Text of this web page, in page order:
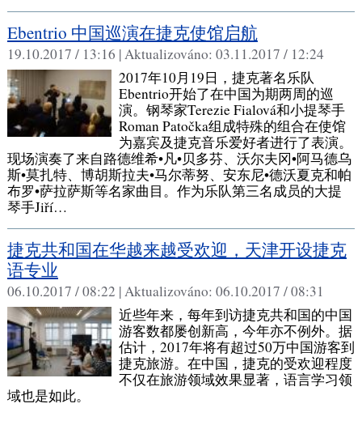
Ebentrio 中国巡演在捷克使馆启航
19.10.2017 / 13:16 |Aktualizováno: 03.11.2017 / 12:24
2017年10月19日，捷克著名乐队
Ebentrio开始了在中国为期两周的巡
演。钢琴家Terezie Fialová和小提琴手
Roman Patočka组成特殊的组合在使馆
为嘉宾及捷克音乐爱好者进行了表演。
现场演奏了来自路德维希•凡•贝多芬、沃尔夫冈•阿马德乌
斯•莫扎特、博胡斯拉夫•马尔蒂努、安东尼•德沃夏克和帕
布罗•萨拉萨斯等名家曲目。作为乐队第三名成员的大提
琴手Jiří…
捷克共和国在华越来越受欢迎，天津开设捷克
语专业
06.10.2017 / 08:22 |Aktualizováno: 06.10.2017 / 08:31
近些年来，每年到访捷克共和国的中国
游客数都屡创新高，今年亦不例外。据
估计，2017年将有超过50万中国游客到
捷克旅游。在中国，捷克的受欢迎程度
不仅在旅游领域效果显著，语言学习领
域也是如此。